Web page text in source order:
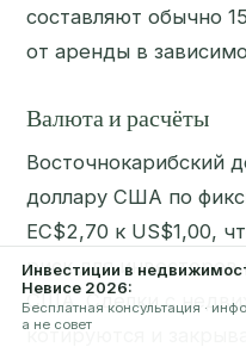
составляют обычно
от аренды в
Валюта и расчёты
Восточнокарибский
доллару США по
EC$2,70 к US$1,00,
риск для инвесторов
США. Сделки с
котируются и
Инвестиции в
Невисе 2026:
Бесплатная консультация ·
а не совет